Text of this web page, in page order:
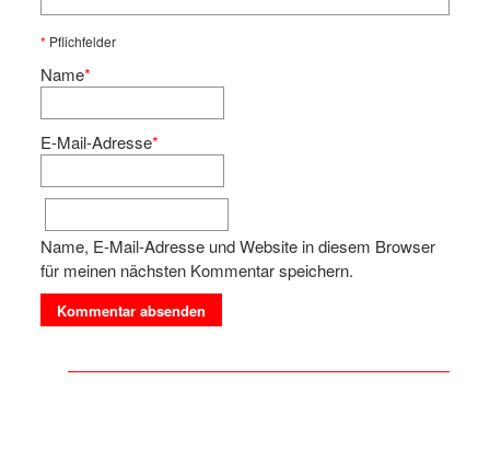
* Pflichfelder
Name*
E-Mail-Adresse*
Name, E-Mail-Adresse und Website in diesem Browser
für meinen nächsten Kommentar speichern.